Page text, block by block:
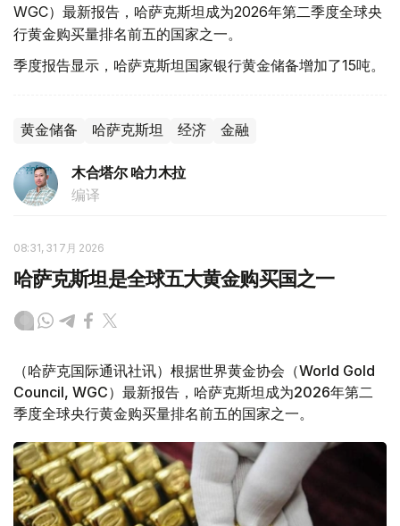
WGC）最新报告，哈萨克斯坦成为2026年第二季度全球央
行黄金购买量排名前五的国家之一。
季度报告显示，哈萨克斯坦国家银行黄金储备增加了15吨。
黄金储备 哈萨克斯坦 经济 金融
木合塔尔 哈力木拉
编译
08:31, 31 7月 2026
哈萨克斯坦是全球五大黄金购买国之一
（哈萨克国际通讯社讯）根据世界黄金协会（World Gold
Council, WGC）最新报告，哈萨克斯坦成为2026年第二
季度全球央行黄金购买量排名前五的国家之一。